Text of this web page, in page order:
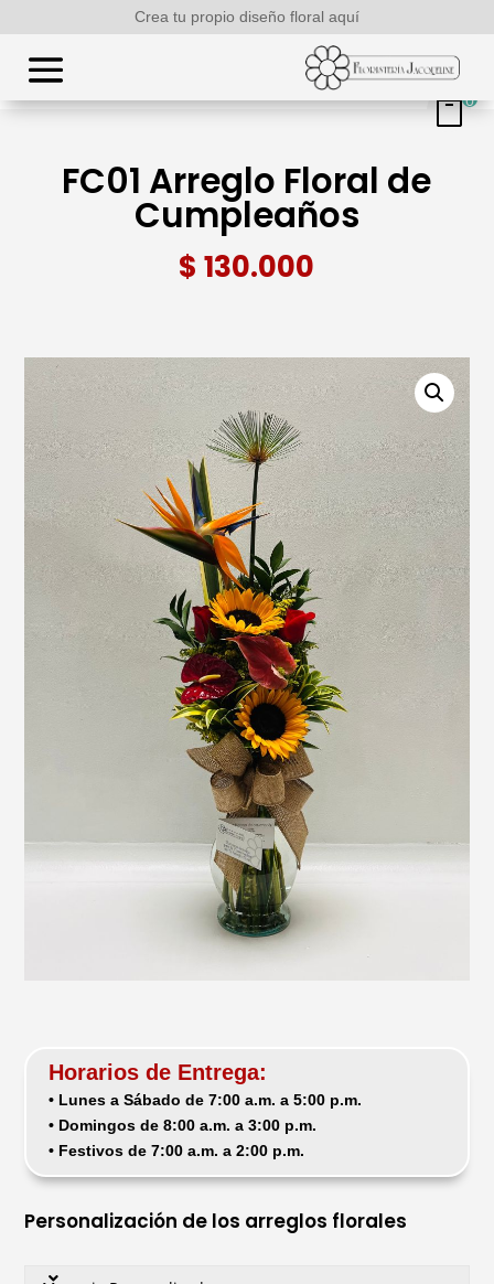
Crea tu propio diseño floral aquí
0
FC01 Arreglo Floral de
Cumpleaños
$ 130.000
Horarios de Entrega:
• Lunes a Sábado de 7:00 a.m. a 5:00 p.m.
• Domingos de 8:00 a.m. a 3:00 p.m.
• Festivos de 7:00 a.m. a 2:00 p.m.
Personalización de los arreglos florales